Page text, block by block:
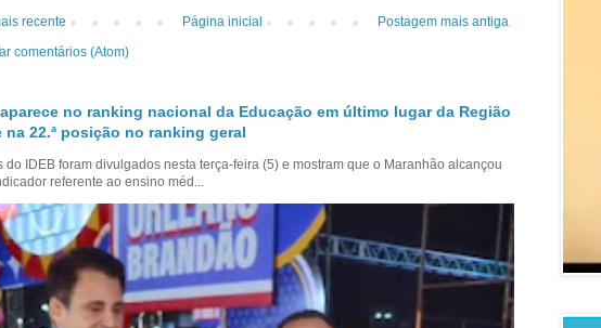
recente Postagem mais antiga
Página inicial
comentários (Atom)
no ranking nacional da Educação em último lugar da Região
na 22.ª posição no ranking geral
do IDEB foram divulgados nesta terça-feira (5) e mostram que o Maranhão alcançou
referente ao ensino méd...